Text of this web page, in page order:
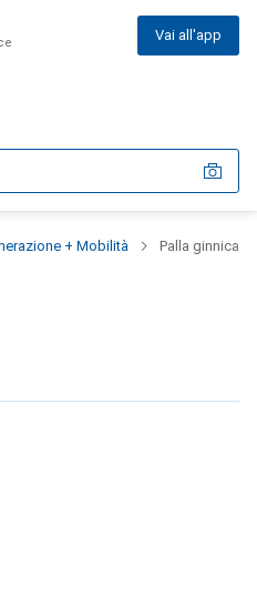
Vai all'app
+ Mobilità Palla ginnica